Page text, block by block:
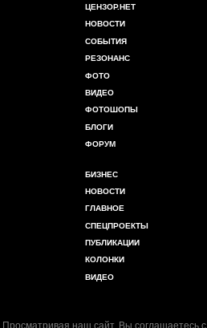
ЦЕНЗОР.НЕТ
НОВОСТИ
СОБЫТИЯ
РЕЗОНАНС
ФОТО
ВИДЕО
ФОТОШОПЫ
БЛОГИ
ФОРУМ
БИЗНЕС
НОВОСТИ
ГЛАВНОЕ
СПЕЦПРОЕКТЫ
ПУБЛИКАЦИИ
КОЛОНКИ
ВИДЕО